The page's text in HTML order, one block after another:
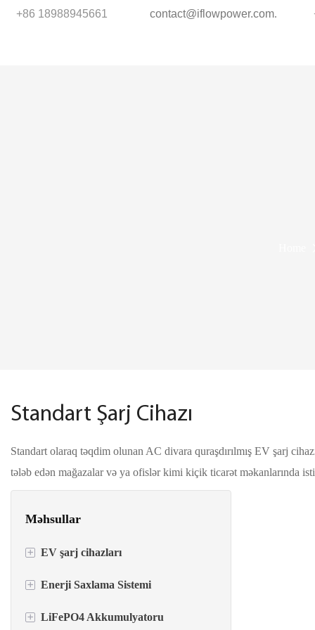
+86 18988945661 contact@iflowpower.com.
Standart Şarj Cihazı
Standart olaraq təqdim olunan AC divara quraşdırılmış EV şarj
tələb edən mağazalar və ya ofislər kimi kiçik ticarət məkanlarında
Məhsullar
+ EV şarj cihazları
AC EV şarj cihazları
DC EV şarj cihazları
+ Enerji Saxlama Sistemi
İnverter+Batareya Hamısı bir yerdə
+ LiFePO4 Akkumulyatoru